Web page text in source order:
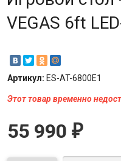
VEGAS 6ft
Артикул: ES-AT-6800E1
Этот товар временно
55 990 ₽